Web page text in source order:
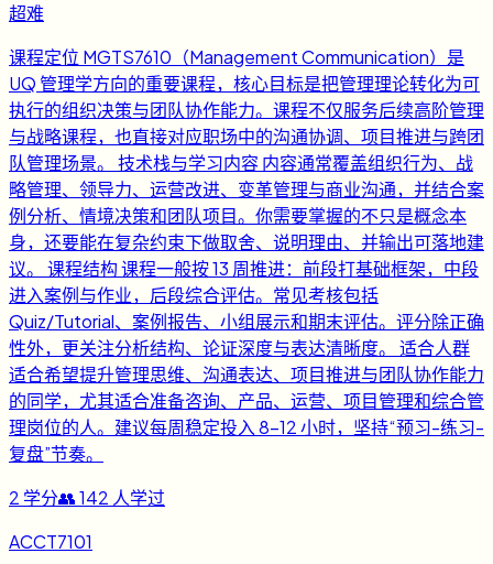
超难
课程定位 MGTS7610（Management Communication）是
UQ 管理学方向的重要课程，核心目标是把管理理论转化为可
执行的组织决策与团队协作能力。课程不仅服务后续高阶管理
与战略课程，也直接对应职场中的沟通协调、项目推进与跨团
队管理场景。 技术栈与学习内容 内容通常覆盖组织行为、战
略管理、领导力、运营改进、变革管理与商业沟通，并结合案
例分析、情境决策和团队项目。你需要掌握的不只是概念本
身，还要能在复杂约束下做取舍、说明理由、并输出可落地建
议。 课程结构 课程一般按 13 周推进：前段打基础框架，中段
进入案例与作业，后段综合评估。常见考核包括
Quiz/Tutorial、案例报告、小组展示和期末评估。评分除正确
性外，更关注分析结构、论证深度与表达清晰度。 适合人群
适合希望提升管理思维、沟通表达、项目推进与团队协作能力
的同学，尤其适合准备咨询、产品、运营、项目管理和综合管
理岗位的人。建议每周稳定投入 8-12 小时，坚持“预习-练习-
复盘”节奏。
2 学分👥142 人学过
ACCT7101